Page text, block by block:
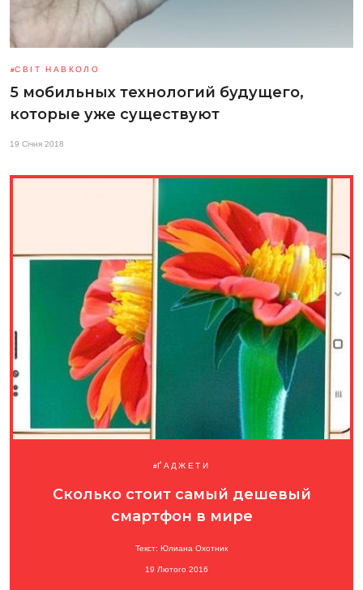
СВІТ НАВКОЛО
5 мобильных технологий будущего,
которые уже существуют
19 Січня 2018
ҐАДЖЕТИ
Сколько стоит самый дешевый
смартфон в мире
Текст: Юлиана Охотник
19 Лютого 2016